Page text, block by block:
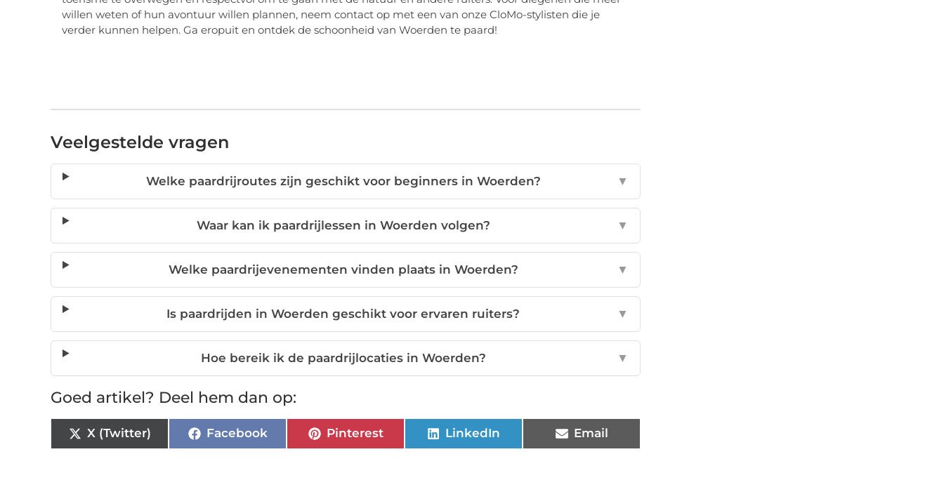
willen weten of hun avontuur willen plannen, neem contact op met een van onze CloMo-stylisten die je
verder kunnen helpen. Ga eropuit en ontdek de schoonheid van Woerden te paard!
Veelgestelde vragen
Welke paardrijroutes zijn geschikt voor beginners in Woerden? ▼
Waar kan ik paardrijlessen in Woerden volgen? ▼
Welke paardrijevenementen vinden plaats in Woerden? ▼
Is paardrijden in Woerden geschikt voor ervaren ruiters? ▼
Hoe bereik ik de paardrijlocaties in Woerden? ▼
Goed artikel? Deel hem dan op:
X (Twitter) Facebook Pinterest LinkedIn Email